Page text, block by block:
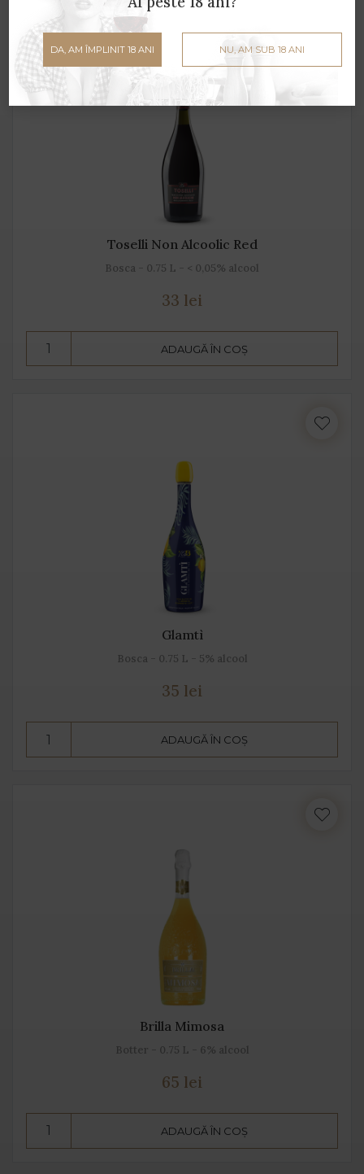
Toselli Non Alcoolic Red
Bosca - 0.75 L - < 0,05% alcool
33 lei
ADAUGĂ ÎN COȘ
Glamtì
Bosca - 0.75 L - 5% alcool
35 lei
ADAUGĂ ÎN COȘ
Brilla Mimosa
Botter - 0.75 L - 6% alcool
65 lei
ADAUGĂ ÎN COȘ
DA, AM ÎMPLINIT 18 ANI NU, AM SUB 18 ANI